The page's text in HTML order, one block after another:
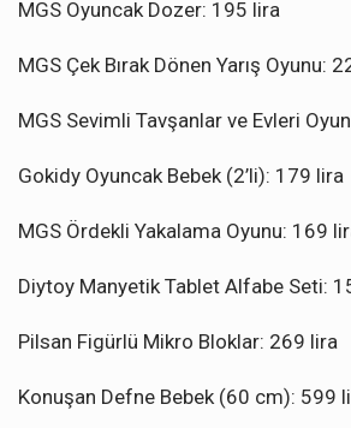
MGS Oyuncak Dozer: 195 lira
MGS Çek Bırak Dönen Yarış Oyunu:
MGS Sevimli Tavşanlar ve Evleri
Gokidy Oyuncak Bebek (2’li): 179 lira
MGS Ördekli Yakalama Oyunu: 169
Diytoy Manyetik Tablet Alfabe Seti:
Pilsan Figürlü Mikro Bloklar: 269 lira
Konuşan Defne Bebek (60 cm): 599